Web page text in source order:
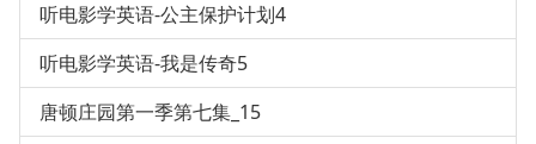
听电影学英语-公主保护计划4
听电影学英语-我是传奇5
唐顿庄园第一季第七集_15